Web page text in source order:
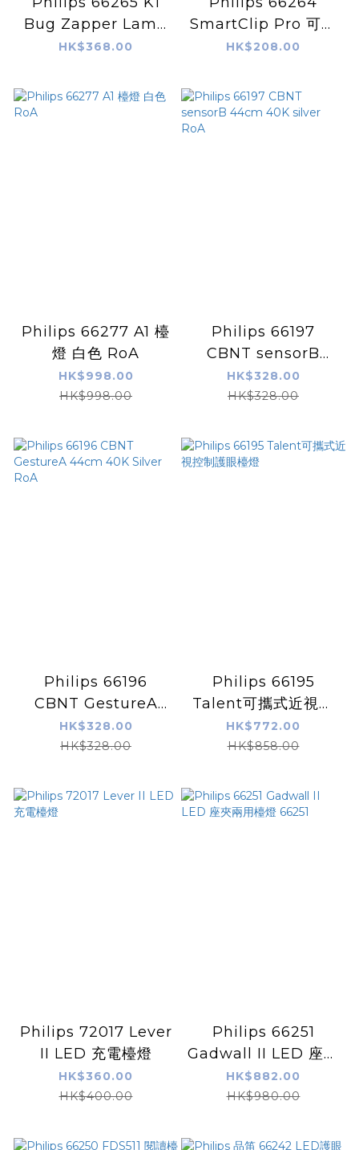
Bug Zapper Lamp
滅蚊燈
HK$368.00
SmartClip Pro 可攜
式護眼夾枱燈
HK$208.00
Philips 66277 A1 檯
燈 白色 RoA
HK$998.00
HK$998.00
Philips 66197
CBNT sensorB
44cm 40K silver
RoA
HK$328.00
HK$328.00
Philips 66196
CBNT GestureA
44cm 40K Silver
RoA
HK$328.00
HK$328.00
Philips 66195
Talent可攜式近視控
制護眼檯燈
HK$772.00
HK$858.00
Philips 72017 Lever
II LED 充電檯燈
HK$360.00
HK$400.00
Philips 66251
Gadwall II LED 座夾
兩用檯燈 66251
HK$882.00
HK$980.00